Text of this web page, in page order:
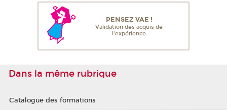
PENSEZ VAE !
Validation des acquis de
l'expérience
Dans la même rubrique
Catalogue des formations